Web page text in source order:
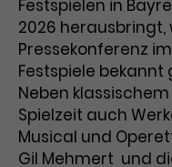
Festspielen in
2026
Pressekonferenz
Festspiele bekannt
Neben
Spielzeit auch
Musical und
Gil Mehmert und